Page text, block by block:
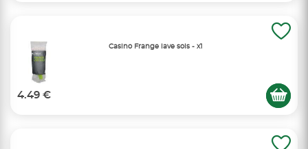
Casino Frange lave sols - x1
4.49 €